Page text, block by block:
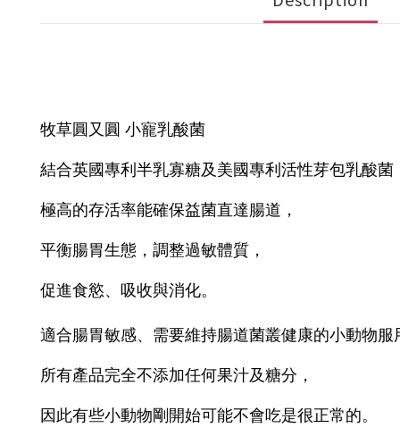
牧草圓又圓 小寵乳酸菌
結合英國專利半乳寡糖及美國專利活性芽包乳酸菌
極高的存活率能確保益菌直達腸道，
平衡腸胃生態，調整過敏體質，
促進食慾、吸收與消化。
適合腸胃敏感、需要維持腸道菌叢健康的小動物服
所有產品完全不添加任何果汁及糖分，
因此有些小動物剛開始可能不會吃是很正常的。